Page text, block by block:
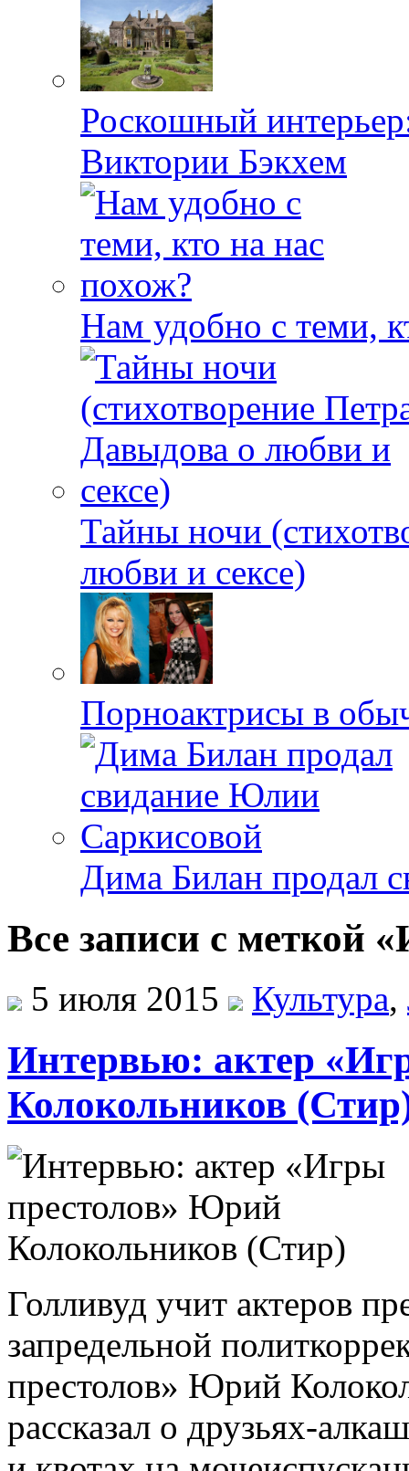
Роскошный
Виктории Бэкхем
Нам удобно с теми,
Тайны ночи
любви и сексе)
Порноактрисы в
Дима Билан продал
Все записи с меткой
5 июля 2015 Культура,
Интервью: актер
Колокольников
Голливуд учит актеров
запредельной
престолов» Юрий
рассказал о друзьях-